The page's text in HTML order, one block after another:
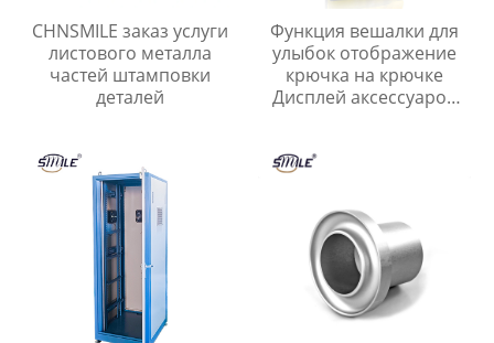
CHNSMILE заказ услуги
листового металла
частей штамповки
деталей
Функция вешалки для
улыбок отображение
крючка на крючке
Дисплей аксессуаров